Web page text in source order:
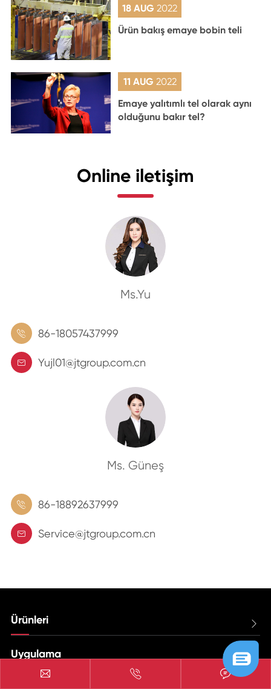
18 AUG2022
Ürün bakış emaye bobin teli
11 AUG 2022
Emaye yalıtımlı tel olarak aynı
olduğunu bakır tel?
Online iletişim
Ms.Yu
 86-18057437999
 Yujl01@jtgroup.com.cn
Ms. Güneş
 86-18892637999
 Service@jtgroup.com.cn
Ürünleri 
Uygulama 
  